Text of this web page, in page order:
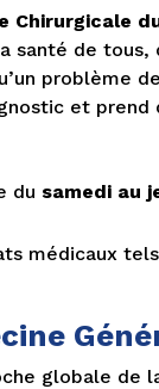
Chirurgicale
santé de
et prend
du samedi au
médicaux
globale de